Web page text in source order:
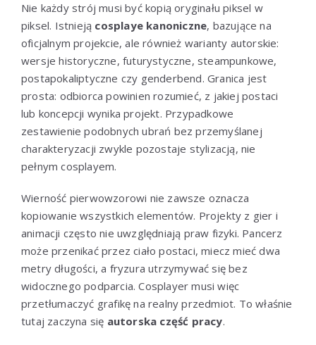
Nie każdy strój musi być kopią oryginału piksel w
piksel. Istnieją cosplaye kanoniczne, bazujące na
oficjalnym projekcie, ale również warianty autorskie:
wersje historyczne, futurystyczne, steampunkowe,
postapokaliptyczne czy genderbend. Granica jest
prosta: odbiorca powinien rozumieć, z jakiej postaci
lub koncepcji wynika projekt. Przypadkowe
zestawienie podobnych ubrań bez przemyślanej
charakteryzacji zwykle pozostaje stylizacją, nie
pełnym cosplayem.
Wierność pierwowzorowi nie zawsze oznacza
kopiowanie wszystkich elementów. Projekty z gier i
animacji często nie uwzględniają praw fizyki. Pancerz
może przenikać przez ciało postaci, miecz mieć dwa
metry długości, a fryzura utrzymywać się bez
widocznego podparcia. Cosplayer musi więc
przetłumaczyć grafikę na realny przedmiot. To właśnie
tutaj zaczyna się autorska część pracy.